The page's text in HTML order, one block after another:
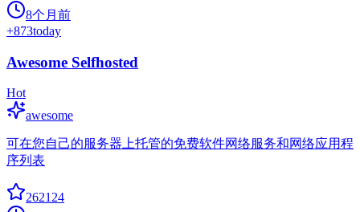
8个月前
+873today
Awesome Selfhosted
Hot
awesome
可在您自己的服务器上托管的免费软件网络服务和网络应用程
序列表
262124